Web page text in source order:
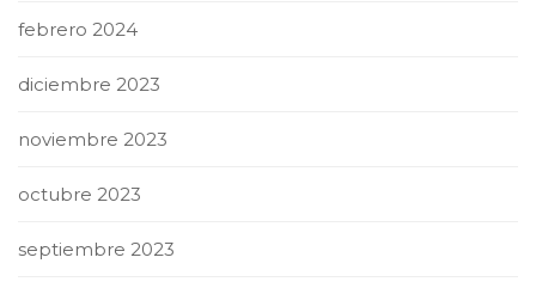
febrero 2024
diciembre 2023
noviembre 2023
octubre 2023
septiembre 2023